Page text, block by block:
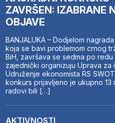
ZAVRŠEN: IZABRANE
OBJAVE
BANJALUKA – Dodjelom
koja se bavi problemom crnog
BiH, završava se sedma po
zajednički organizuju Uprava
Udruženje ekonomista RS
konkurs prijavljeno je ukupno
radovi bili […]
AKTIVNOSTI